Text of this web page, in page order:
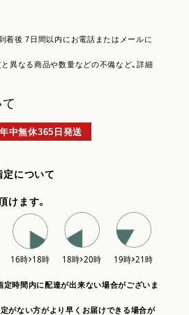
着後 7日間以内にお電話またはメールに
と異なる商品や数量などの不備など、詳細
年中無休365日発送
定について
けます。
時間内に配達が出来ない場合がございま
がない方がより早くお届けできる場合が